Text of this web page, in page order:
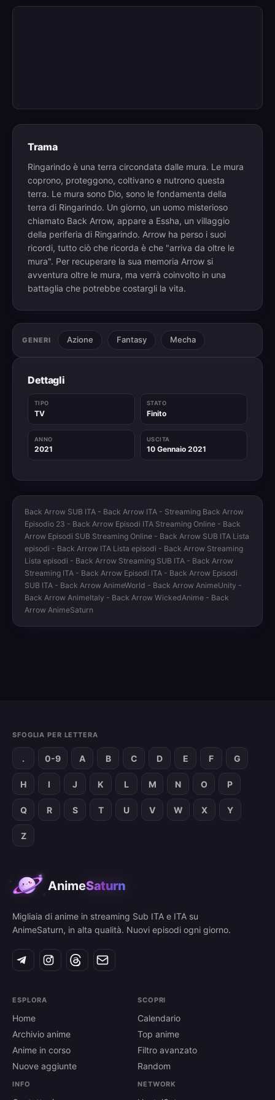
Trama
Ringarindo è una terra circondata dalle mura. Le mura
coprono, proteggono, coltivano e nutrono questa
terra. Le mura sono Dio, sono le fondamenta della
terra di Ringarindo. Un giorno, un uomo misterioso
chiamato Back Arrow, appare a Essha, un villaggio
della periferia di Ringarindo. Arrow ha perso i suoi
ricordi, tutto ciò che ricorda è che "arriva da oltre le
mura". Per recuperare la sua memoria Arrow si
avventura oltre le mura, ma verrà coinvolto in una
battaglia che potrebbe costargli la vita.
GENERI Azione Fantasy Mecha
Dettagli
TIPO
TV
STATO
Finito
ANNO
2021
USCITA
10 Gennaio 2021
Back Arrow SUB ITA - Back Arrow ITA - Streaming Back Arrow
Episodio 23 - Back Arrow Episodi ITA Streaming Online - Back
Arrow Episodi SUB Streaming Online - Back Arrow SUB ITA Lista
episodi - Back Arrow ITA Lista episodi - Back Arrow Streaming
Lista episodi - Back Arrow Streaming SUB ITA - Back Arrow
Streaming ITA - Back Arrow Episodi ITA - Back Arrow Episodi
SUB ITA - Back Arrow AnimeWorld - Back Arrow AnimeUnity -
Back Arrow AnimeItaly - Back Arrow WickedAnime - Back
Arrow AnimeSaturn
SFOGLIA PER LETTERA
. 0-9 A B C D E F G
H I J K L M N O P
Q R S T U V W X Y
Z
AnimeSaturn
Migliaia di anime in streaming Sub ITA e ITA su
AnimeSaturn, in alta qualità. Nuovi episodi ogni giorno.
ESPLORA
Home
Archivio anime
Anime in corso
Nuove aggiunte
SCOPRI
Calendario
Top anime
Filtro avanzato
Random
INFO NETWORK